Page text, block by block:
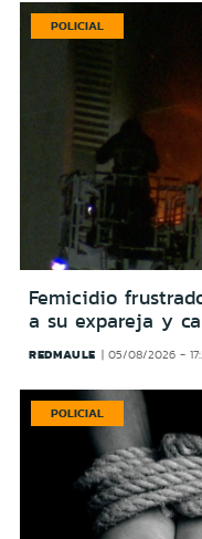
POLICIAL
Femicidio
a su expareja y
REDMAULE 05/08/2026 -
POLICIAL